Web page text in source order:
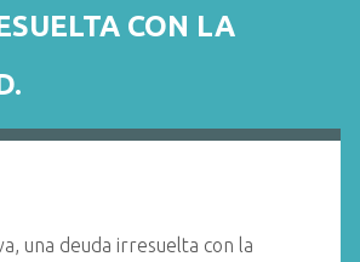
CON LA
una deuda irresuelta con la